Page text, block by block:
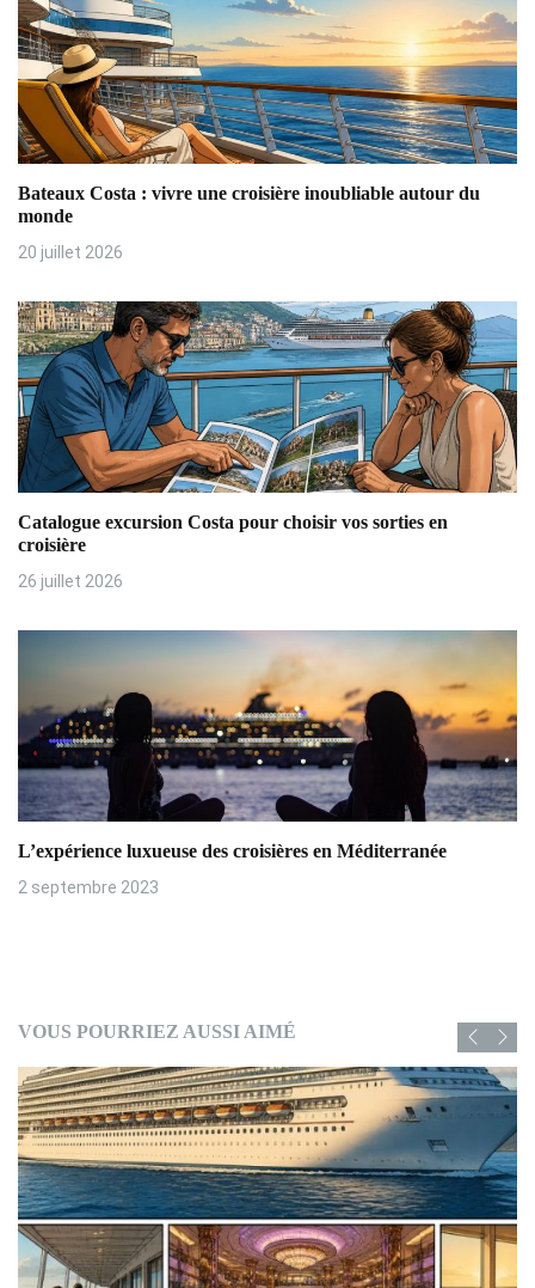
t
i
o
n
d
e
l
’
a
r
t
i
c
Bateaux Costa : vivre une croisière inoubliable autour du
monde
20 juillet 2026
Catalogue excursion Costa pour choisir vos sorties en
croisière
26 juillet 2026
L’expérience luxueuse des croisières en Méditerranée
2 septembre 2023
VOUS POURRIEZ AUSSI AIMÉ